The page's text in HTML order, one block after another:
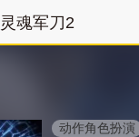
灵魂军刀2
动作角色扮演